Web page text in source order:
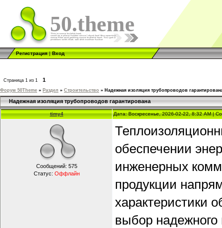
50.theme
Регистрация|Вход
Страница 1 из 1 1
Форум 50Theme » Раздел » Строительство » Надежная изоляция трубопроводов
Надежная изоляция трубопроводов гарантирована
timy4 Дата: Воскресенье, 2026-02-22, 8:32 AM |
Сообщений: 575
Статус: Оффлайн
обеспечении
инженерных
продукции
характеристики
выбор надежного